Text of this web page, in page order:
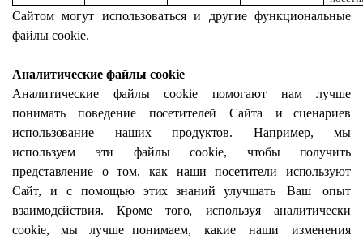
Сайтом могут использоваться и другие функциональные
файлы cookie.
Аналитические файлы cookie
Аналитические
файлы cookie помогают нам
лучше
понимать
поведение посетителей Сайта
и сценариев
использование
наших продуктов. Например,
мы
используем
эти файлы cookie,
чтобы получить
представление
о том, как наши посетители
используют
Сайт,
и с помощью этих знанийулучшать Ваш
опыт
взаимодействия.
Кроме того, используя
аналитически
cookie,
мы лучше понимаем, какие наши
изменения